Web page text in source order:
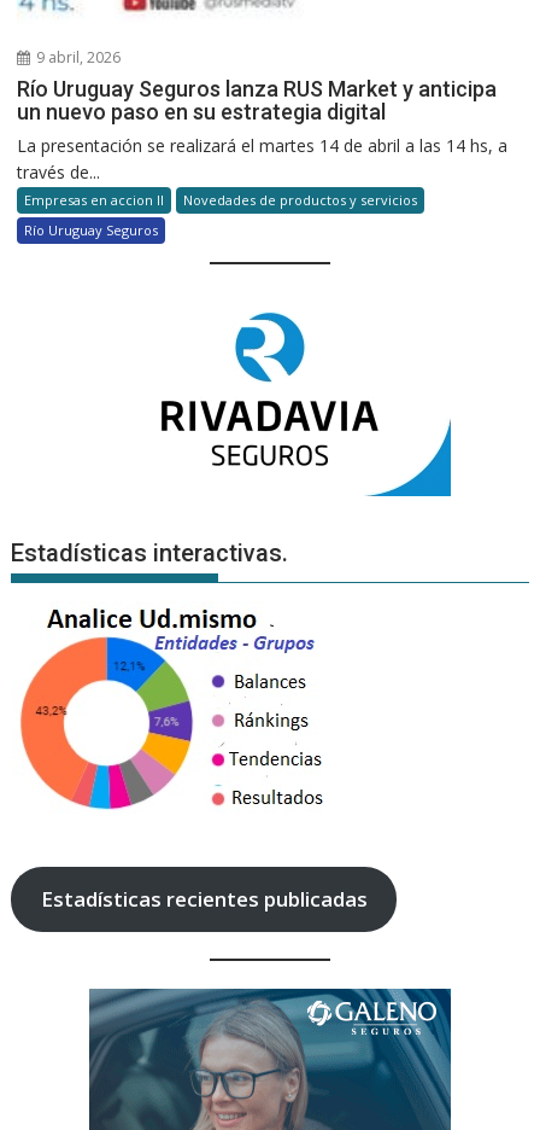
9 abril, 2026
Río Uruguay Seguros lanza RUS Market y anticipa
un nuevo paso en su estrategia digital
La presentación se realizará el martes 14 de abril a las 14 hs, a
través de...
Empresas en accion II
Novedades de productos y servicios
Río Uruguay Seguros
Estadísticas interactivas.
Estadísticas recientes publicadas